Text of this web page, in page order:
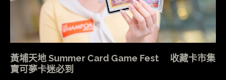
黃埔天地 Summer Card Game Fest 收藏卡市集
寶可夢卡迷必到